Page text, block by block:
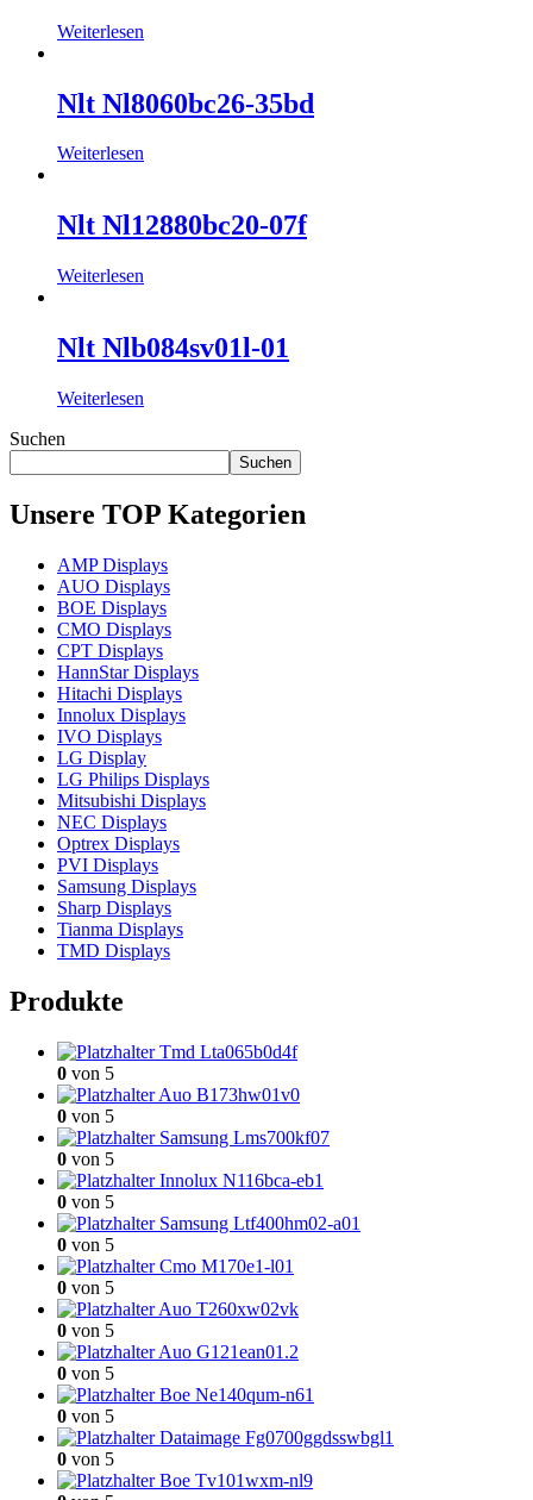
Weiterlesen
Nlt Nl8060bc26-35bd
Weiterlesen
Nlt Nl12880bc20-07f
Weiterlesen
Nlt Nlb084sv01l-01
Weiterlesen
Suchen
Suchen
Unsere TOP Kategorien
AMP Displays
AUO Displays
BOE Displays
CMO Displays
CPT Displays
HannStar Displays
Hitachi Displays
Innolux Displays
IVO Displays
LG Display
LG Philips Displays
Mitsubishi Displays
NEC Displays
Optrex Displays
PVI Displays
Samsung Displays
Sharp Displays
Tianma Displays
TMD Displays
Produkte
Tmd Lta065b0d4f
0 von 5
Auo B173hw01v0
0 von 5
Samsung Lms700kf07
0 von 5
Innolux N116bca-eb1
0 von 5
Samsung Ltf400hm02-a01
0 von 5
Cmo M170e1-l01
0 von 5
Auo T260xw02vk
0 von 5
Auo G121ean01.2
0 von 5
Boe Ne140qum-n61
0 von 5
Dataimage Fg0700ggdsswbgl1
0 von 5
Boe Tv101wxm-nl9